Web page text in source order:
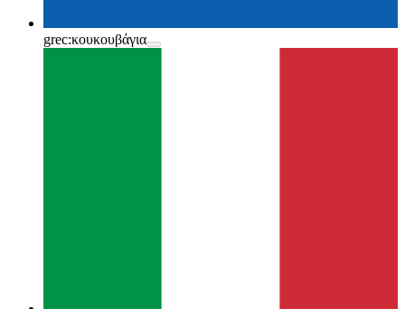
grec:κουκουβάγια